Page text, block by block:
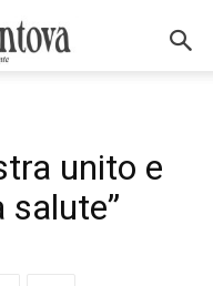
unito e
salute”